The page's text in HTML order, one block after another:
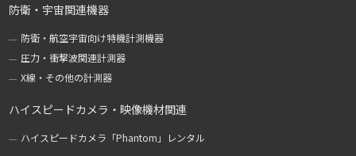
防衛・宇宙関連機器
防衛・航空宇宙向け特機計測機器
圧力・衝撃波関連計測器
X線・その他の計測器
ハイスピードカメラ・映像機材関連
ハイスピードカメラ「Phantom」レンタル